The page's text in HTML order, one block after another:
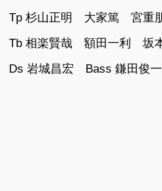
Tp 杉山正明 大家篤 宮重
Tb 相楽賢哉 額田一利 坂
Ds 岩城昌宏 Bass 鎌田俊